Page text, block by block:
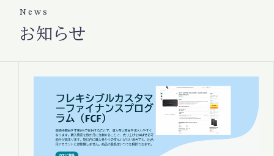
News
お知らせ